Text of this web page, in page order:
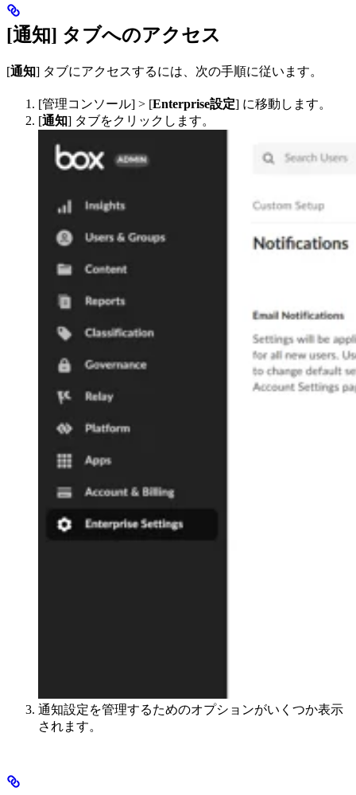
[通知] タブへのアクセス
[通知] タブにアクセスするには、次の手順に従います。
[管理コンソール] > [Enterprise設定] に移動します。
[通知] タブをクリックします。
通知設定を管理するためのオプションがいくつか表示
されます。